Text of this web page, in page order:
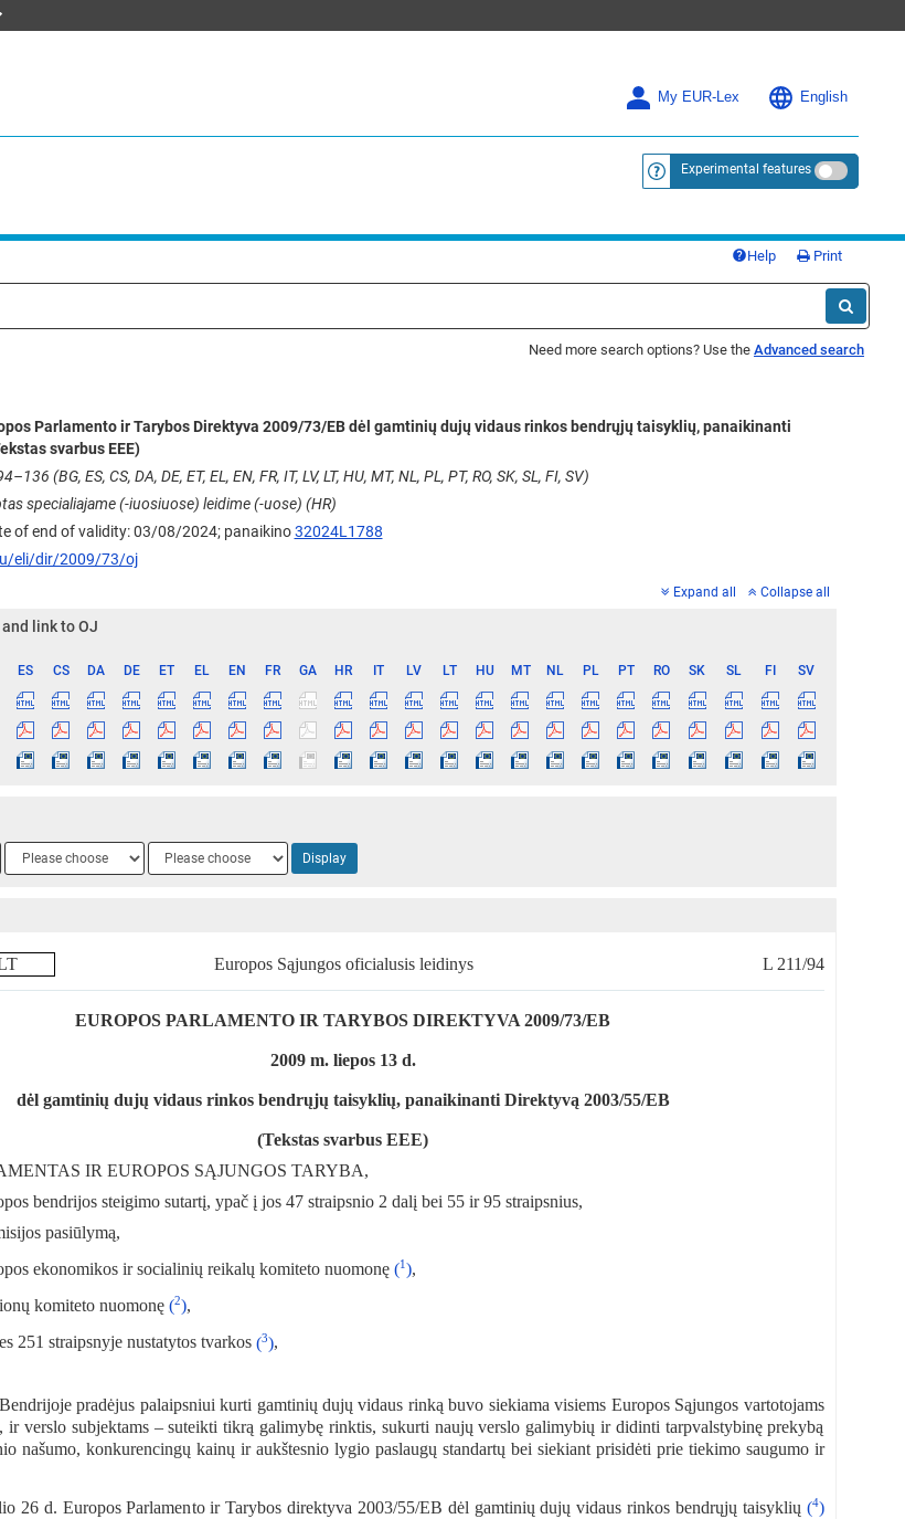
My EUR-Lex English
<a href="https://eur-lex.europa.eu/
Experimental features
Help Print
Need more search options? Use the Advanced search
Parlamento ir Tarybos Direktyva 2009/73/EB dėl gamtinių dujų vidaus rinkos bendrųjų taisyklių, panaikinanti
svarbus EEE)
(BG, ES, CS, DA, DE, ET, EL, EN, FR, IT, LV, LT, HU, MT, NL, PL, PT, RO, SK, SL, FI, SV)
specialiajame (-iuosiuose) leidime (-uose) (HR)
of end of validity: 03/08/2024; panaikino32024L1788
eli/dir/2009/73/oj
Expand all Collapse all
link to OJ
ES CS DA DE ET EL EN FR GA HR IT LV LT HU MT NL PL PT RO SK SL FI
SV
Language
2
Language
3
Display
Europos Sąjungos oficialusis leidinys L 211/94
EUROPOS PARLAMENTO IR TARYBOS DIREKTYVA 2009/73/EB
2009 m. liepos 13 d.
dėl gamtinių dujų vidaus rinkos bendrųjų taisyklių, panaikinanti Direktyvą 2003/55/EB
(Tekstas svarbus EEE)
IR EUROPOS SĄJUNGOS TARYBA,
bendrijos steigimo sutartį, ypač į jos 47 straipsnio 2 dalį bei 55 ir 95 straipsnius,
pasiūlymą,
ekonomikos ir socialinių reikalų komiteto nuomonę (1),
komiteto nuomonę (2),
251 straipsnyje nustatytos tvarkos (3),
pradėjus palaipsniui kurti gamtinių dujų vidaus rinką buvo siekiama visiems Europos Sąjungos vartotojams
ir verslo subjektams – suteikti tikrą galimybę rinktis, sukurti naujų verslo galimybių ir didinti tarpvalstybinę prekybą
našumo, konkurencingų kainų ir aukštesnio lygio paslaugų standartų bei siekiant prisidėti prie tiekimo saugumo ir
26 d. Europos Parlamento ir Tarybos direktyva 2003/55/EB dėl gamtinių dujų vidaus rinkos bendrųjų taisyklių (4)